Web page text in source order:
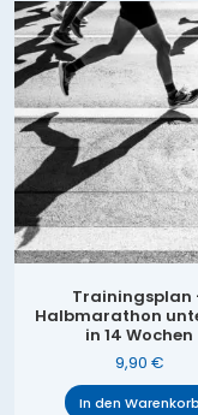
Trainingsplan
Halbmarathon
in 14 Wochen
9,90 €
In den Warenkorb